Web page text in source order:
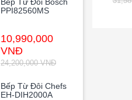
PPI82560MS
10,990,000
VNĐ
24,200,000 VNĐ
Bếp Từ Đôi Chefs
EH-DIH2000A